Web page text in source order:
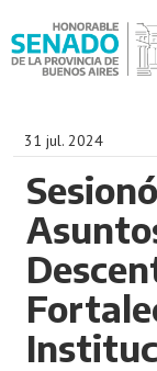
31 jul. 2024